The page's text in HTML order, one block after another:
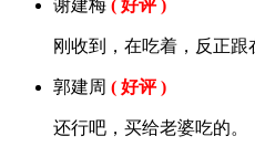
谢建梅 ( 好评 )
刚收到，在吃着，反正跟
郭建周 ( 好评 )
还行吧，买给老婆吃的。